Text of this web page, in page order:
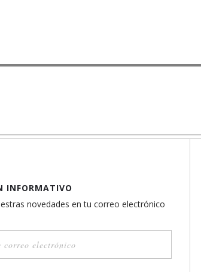
INFORMATIVO
novedades en tu correo electrónico